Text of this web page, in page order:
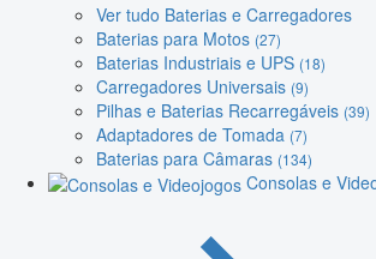
Ver tudo Baterias e Carregadores
Baterias para Motos (27)
Baterias Industriais e UPS (18)
Carregadores Universais (9)
Pilhas e Baterias Recarregáveis (39)
Adaptadores de Tomada (7)
Baterias para Câmaras (134)
Consolas e